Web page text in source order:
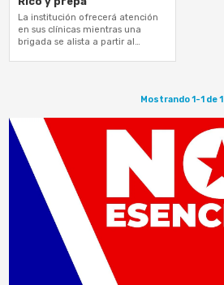
La institución ofrecerá atención
en sus clínicas mientras una
brigada se alista a partir al
Mostrando 1-1 de 1